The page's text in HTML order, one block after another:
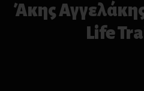
Άκης
Life